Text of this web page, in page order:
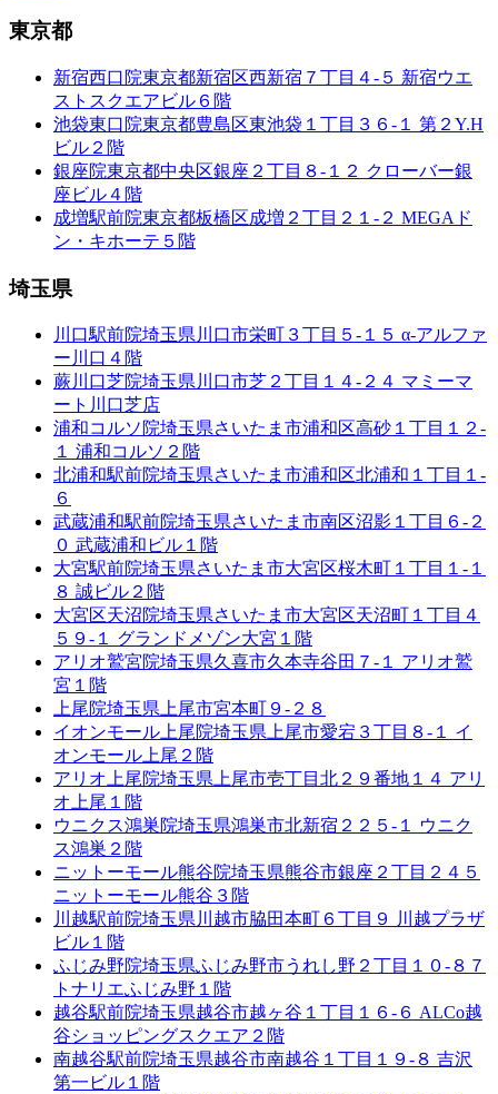
東京都
新宿西口院東京都新宿区西新宿７丁目４-５ 新宿ウエ
ストスクエアビル６階
池袋東口院東京都豊島区東池袋１丁目３６-１ 第２Y.H
ビル２階
銀座院東京都中央区銀座２丁目８-１２ クローバー銀
座ビル４階
成増駅前院東京都板橋区成増２丁目２１-２ MEGAド
ン・キホーテ５階
埼玉県
川口駅前院埼玉県川口市栄町３丁目５-１５ α-アルファ
ー川口４階
蕨川口芝院埼玉県川口市芝２丁目１４-２４ マミーマ
ート川口芝店
浦和コルソ院埼玉県さいたま市浦和区高砂１丁目１２-
１ 浦和コルソ２階
北浦和駅前院埼玉県さいたま市浦和区北浦和１丁目１-
６
武蔵浦和駅前院埼玉県さいたま市南区沼影１丁目６-２
０ 武蔵浦和ビル１階
大宮駅前院埼玉県さいたま市大宮区桜木町１丁目１-１
８ 誠ビル２階
大宮区天沼院埼玉県さいたま市大宮区天沼町１丁目４
５９-１ グランドメゾン大宮１階
アリオ鷲宮院埼玉県久喜市久本寺谷田７-１ アリオ鷲
宮１階
上尾院埼玉県上尾市宮本町９-２８
イオンモール上尾院埼玉県上尾市愛宕３丁目８-１ イ
オンモール上尾２階
アリオ上尾院埼玉県上尾市壱丁目北２９番地１４ アリ
オ上尾１階
ウニクス鴻巣院埼玉県鴻巣市北新宿２２５-１ ウニク
ス鴻巣２階
ニットーモール熊谷院埼玉県熊谷市銀座２丁目２４５
ニットーモール熊谷３階
川越駅前院埼玉県川越市脇田本町６丁目９ 川越プラザ
ビル１階
ふじみ野院埼玉県ふじみ野市うれし野２丁目１０-８７
トナリエふじみ野１階
越谷駅前院埼玉県越谷市越ヶ谷１丁目１６-６ ALCo越
谷ショッピングスクエア２階
南越谷駅前院埼玉県越谷市南越谷１丁目１９-８ 吉沢
第一ビル１階